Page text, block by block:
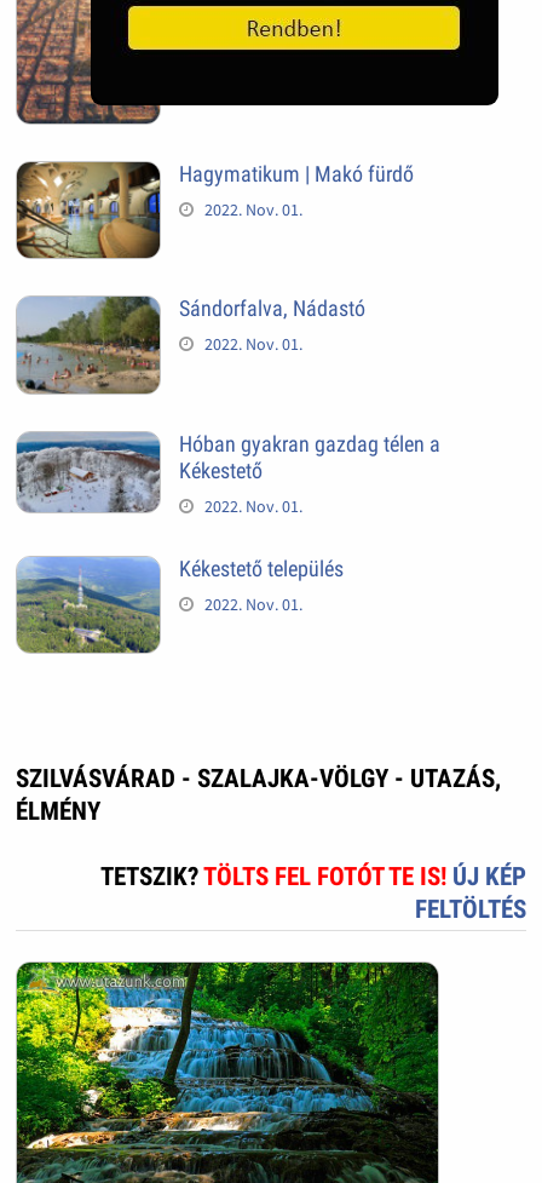
Hagymatikum | Makó fürdő
2022. Nov. 01.
Sándorfalva, Nádastó
2022. Nov. 01.
Hóban gyakran gazdag télen a
Kékestető
2022. Nov. 01.
Kékestető település
2022. Nov. 01.
SZILVÁSVÁRAD - SZALAJKA-VÖLGY - UTAZÁS,
ÉLMÉNY
TETSZIK?TÖLTS FEL FOTÓT TE IS! ÚJ KÉP
FELTÖLTÉS